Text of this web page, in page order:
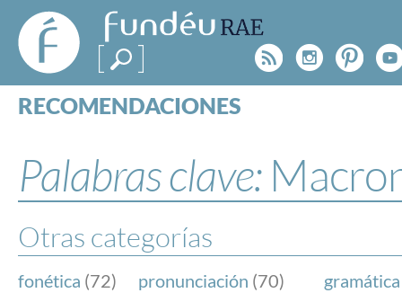
FundéuRAE
- Fundación
del Español
Urgente
Rss
RECOMENDACIONES
ESPECIALES
BLOG
NOTICIAS
SOBRE LA FUNDÉURAE
Palabras clave:
Otras categorías
fonética (72) pronunciación (70) gramática